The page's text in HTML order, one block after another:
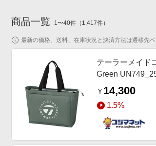
商品一覧 1〜40件 （ 1,417件）
最新の価格、送料、在庫状況と決済方法は遷移先ペ
テーラーメイド
Green
￥ 14,300
1.5%